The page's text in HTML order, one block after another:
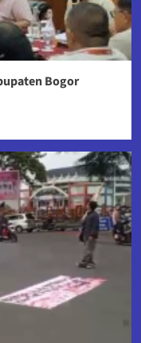
Bogor